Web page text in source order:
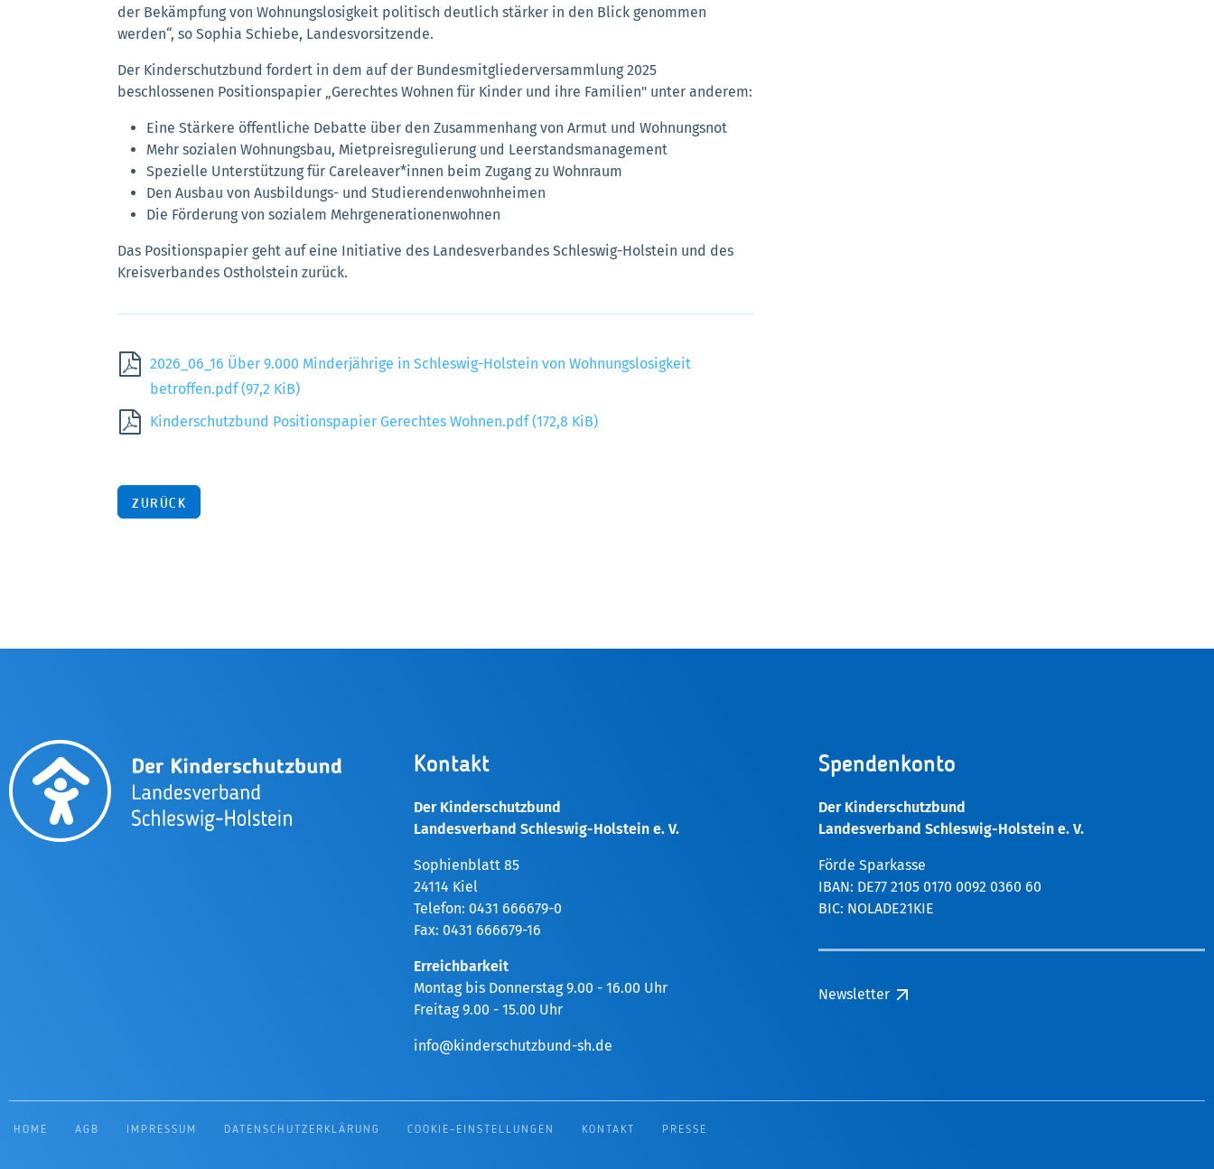
der Bekämpfung von Wohnungslosigkeit politisch deutlich stärker in den Blick genommen
werden“, so Sophia Schiebe, Landesvorsitzende.
Der Kinderschutzbund fordert in dem auf der Bundesmitgliederversammlung 2025
beschlossenen Positionspapier „Gerechtes Wohnen für Kinder und ihre Familien" unter anderem:
Eine Stärkere öffentliche Debatte über den Zusammenhang von Armut und Wohnungsnot
Mehr sozialen Wohnungsbau, Mietpreisregulierung und Leerstandsmanagement
Spezielle Unterstützung für Careleaver*innen beim Zugang zu Wohnraum
Den Ausbau von Ausbildungs- und Studierendenwohnheimen
Die Förderung von sozialem Mehrgenerationenwohnen
Das Positionspapier geht auf eine Initiative des Landesverbandes Schleswig-Holstein und des
Kreisverbandes Ostholstein zurück.
2026_06_16 Über 9.000 Minderjährige in Schleswig-Holstein von Wohnungslosigkeit
betroffen.pdf(97,2 KiB)
Kinderschutzbund Positionspapier Gerechtes Wohnen.pdf(172,8 KiB)
ZURÜCK
Kontakt
Der Kinderschutzbund
Landesverband Schleswig-Holstein e. V.
Sophienblatt 85
24114 Kiel
Telefon: 0431 666679-0
Fax: 0431 666679-16
Erreichbarkeit
Montag bis Donnerstag 9.00 - 16.00 Uhr
Freitag 9.00 - 15.00 Uhr
info@kinderschutzbund-sh.de
Spendenkonto
Der Kinderschutzbund
Landesverband Schleswig-Holstein e. V.
Förde Sparkasse
IBAN: DE77 2105 0170 0092 0360 60
BIC: NOLADE21KIE
Newsletter
HOME AGB IMPRESSUM DATENSCHUTZERKLÄRUNG COOKIE-EINSTELLUNGEN KONTAKT PRESSE